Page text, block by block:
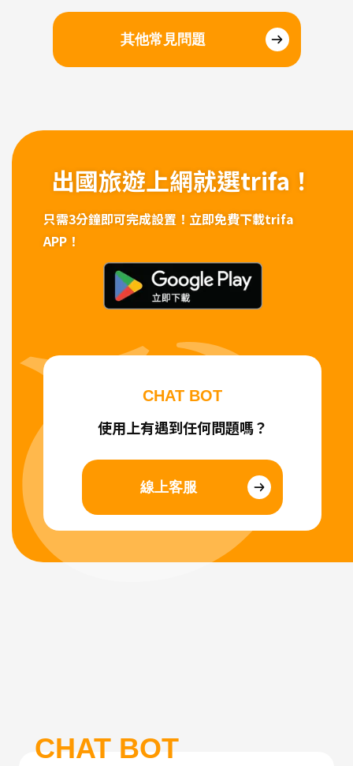
其他常見問題
出國旅遊上網就選trifa！
只需3分鐘即可完成設置！ 立即免費下載trifa
APP！
CHAT BOT
使用上有遇到任何問題嗎？
線上客服
CHAT BOT